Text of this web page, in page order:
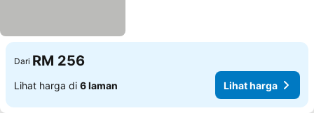
Dari RM 256
Lihat harga di 6 laman Lihat harga